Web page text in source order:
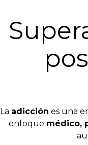
La adicción es una
enfoque médico,